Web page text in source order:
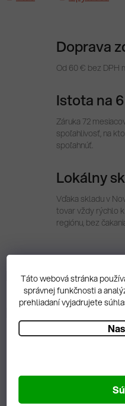
Táto webová stránka
správnej funkčnosti a
prehliadaní vyjadrujete
Doprava
Od 60 € bez DPH
Istota na
Záruka 72
spoľahlivosť, na
spoľahnúť.
Lokálny
Vďaka skladu v
tovar vždy rýchlo
regiónu, bez
Popis
Diskusia